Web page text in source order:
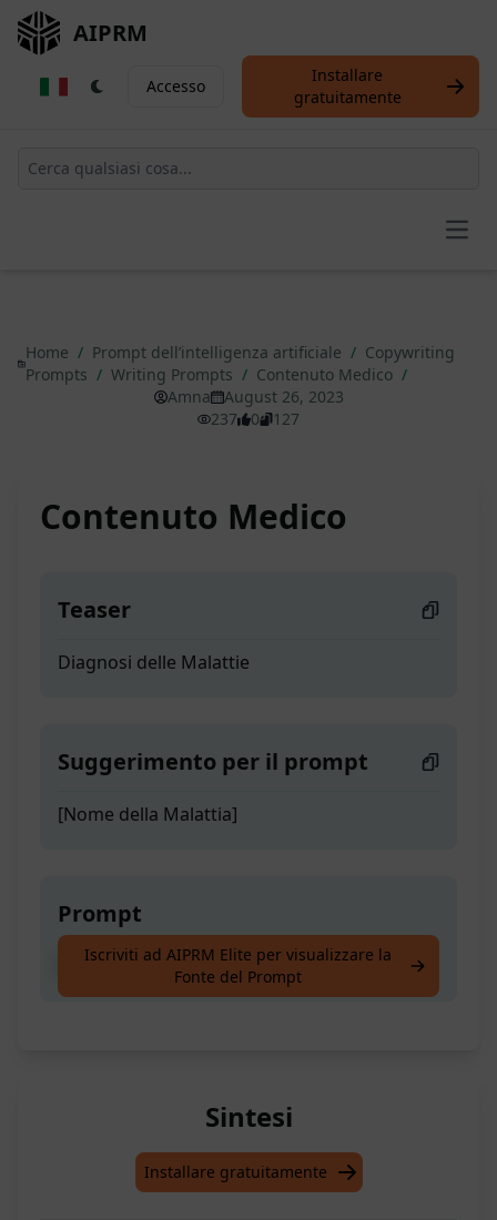
AIPRM
Accesso
Installare
gratuitamente
Home / Prompt dell’intelligenza artificiale / Copywriting
Prompts / Writing Prompts / Contenuto Medico /
Amna
August 26, 2023
237
0 127
Contenuto Medico
Teaser
Diagnosi delle Malattie
Suggerimento per il prompt
[Nome della Malattia]
Prompt
Diagnosi delle Malattie
Iscriviti ad AIPRM Elite per visualizzare la
Fonte del Prompt
Sintesi
Installare gratuitamente